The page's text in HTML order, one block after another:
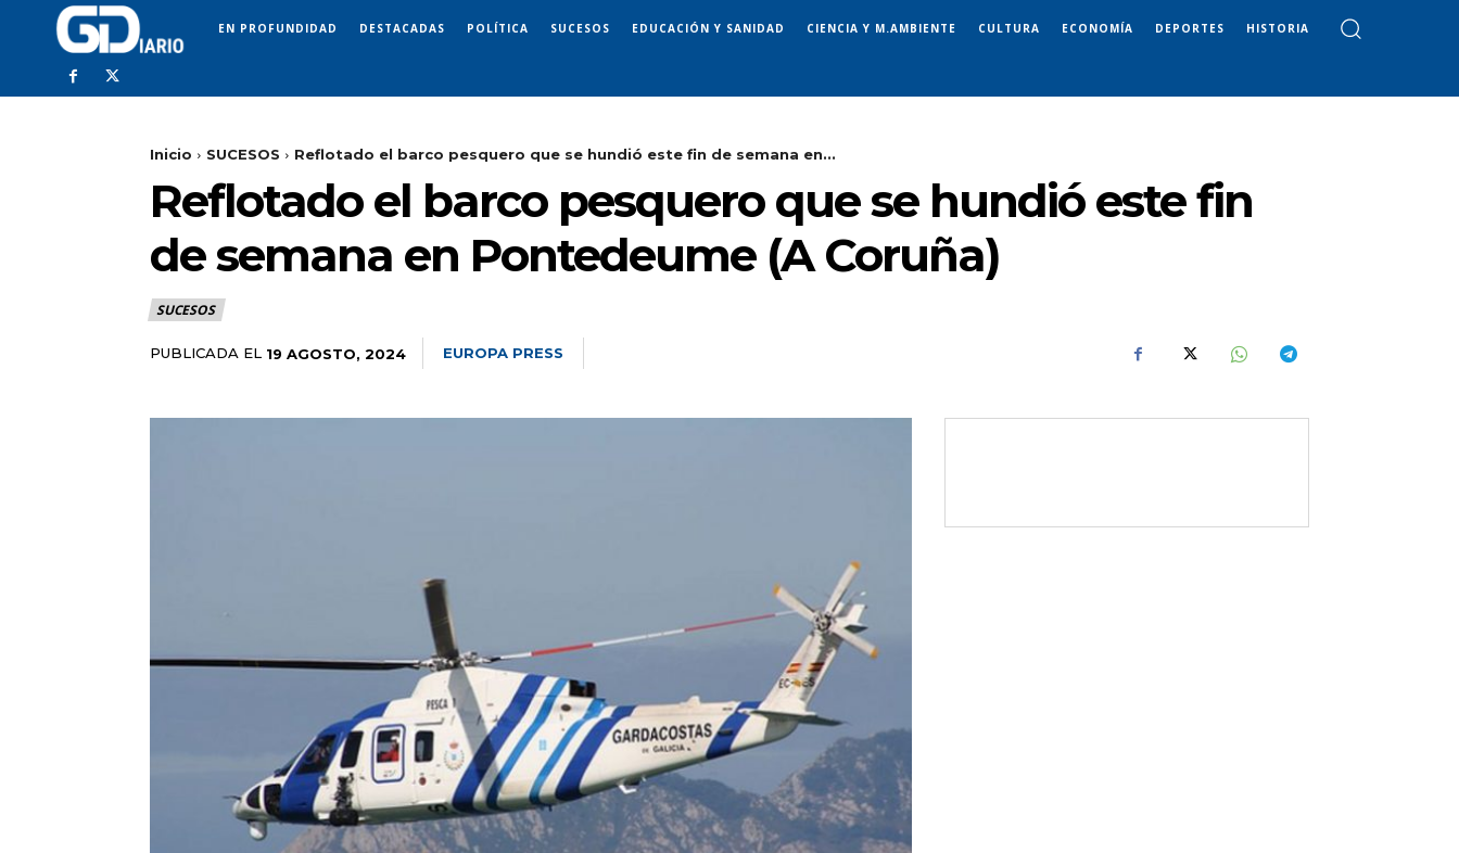
EN PROFUNDIDAD DESTACADAS POLÍTICA SUCESOS EDUCACIÓN Y SANIDAD CIENCIA Y M.AMBIENTE CULTURA ECONOMÍA DEPORTES HISTORIA
Inicio SUCESOS Reflotado el barco pesquero que se hundió este fin de semana en...
Reflotado el barco pesquero que se hundió este fin
de semana en Pontedeume (A Coruña)
SUCESOS
PUBLICADA EL 19 AGOSTO, 2024 EUROPA PRESS